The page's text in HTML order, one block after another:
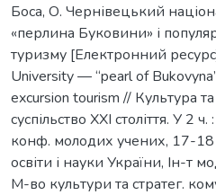
Боса, О. Чернівецький
«перлина Буковини» і
туризму [Електронний
University — “pearl of
excursion tourism // Культура
суспільство ХХІ століття. У 2
конф. молодих учених, 17-
освіти і науки України, Ін-т
М-во культури та стратег.